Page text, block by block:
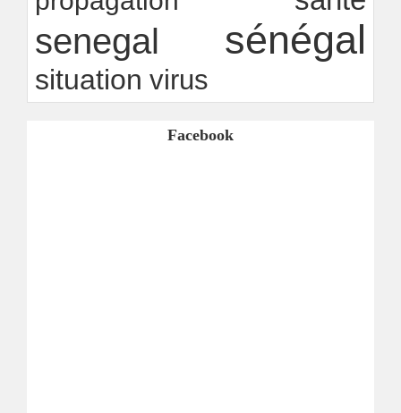
senegal sénégal
situation virus
Facebook